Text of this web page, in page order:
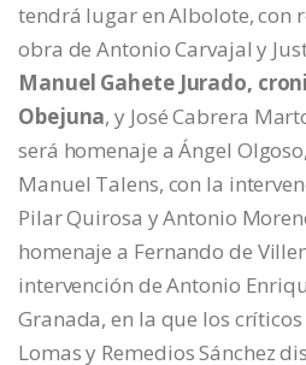
tendrá lugar en Albolote, con
obra de Antonio Carvajal y
Manuel Gahete Jurado,
Obejuna, y José Cabrera
será homenaje a Ángel
Manuel Talens, con la
Pilar Quirosa y Antonio
homenaje a Fernando de
intervención de Antonio
Granada, en la que los
Lomas y Remedios Sánchez